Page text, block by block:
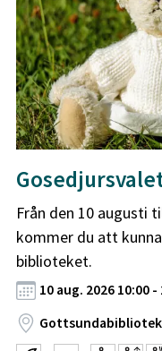
Från den 10 augusti
kommer du att
biblioteket.
10 aug. 2026 10:00